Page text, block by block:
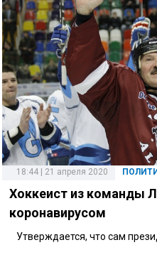
18:44 | 21 апреля 2020
Хоккеист из команды
коронавирусом
Утверждается, что сам